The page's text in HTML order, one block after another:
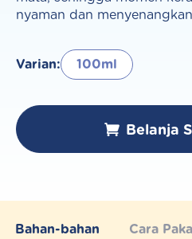
nyaman dan
Varian: 100ml
Belanja
Bahan-bahan Cara